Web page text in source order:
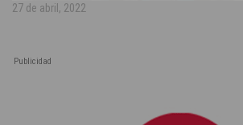
27 de abril, 2022
Publicidad